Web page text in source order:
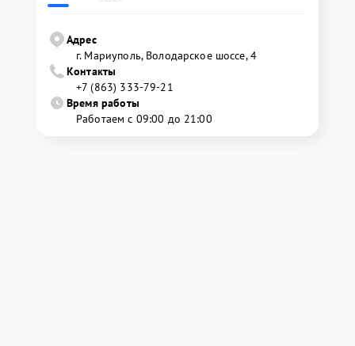
Адрес
г. Мариуполь, Володарское шоссе, 4
Контакты
+7 (863) 333-79-21
Время работы
Работаем с 09:00 до 21:00